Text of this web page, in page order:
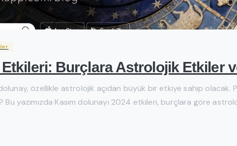
Etkileri: Burçlara Astrolojik Etkiler
özellikle astrolojik açıdan büyük bir etkiye sahip
yazımızda Kasım dolunayı 2024 etkileri, burçlara göre